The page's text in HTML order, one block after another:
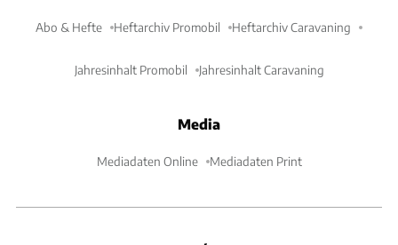
Abo & Hefte Heftarchiv Promobil Heftarchiv Caravaning
Jahresinhalt Promobil Jahresinhalt Caravaning
Media
Mediadaten Online Mediadaten Print